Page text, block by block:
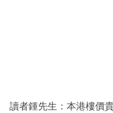
讀者鍾先生：本港樓價